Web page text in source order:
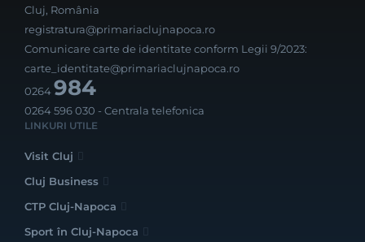
Cluj, România
registratura@primariaclujnapoca.ro
Comunicare carte de identitate conform Legii 9/2023:
carte_identitate@primariaclujnapoca.ro
0264984
0264 596 030 - Centrala telefonica
LINKURI UTILE
Visit Cluj
Cluj Business
CTP Cluj-Napoca
Sport în Cluj-Napoca